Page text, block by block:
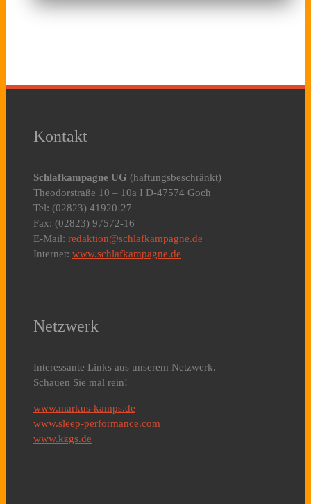
Kontakt
Schlafkampagne UG (haftungsbeschränkt)
Theodorstraße 10 – 10a I D-47574 Goch
Tel: (02823) 41920-27
Fax: (02823) 97572-16
E-Mail: redaktion@schlafkampagne.de
Internet: www.schlafkampagne.de
Netzwerk
Interessante Links aus unserem Netzwerk.
Schauen Sie mal rein!
www.markus-kamps.de
www.sleep-performance.com
www.kzgs.de